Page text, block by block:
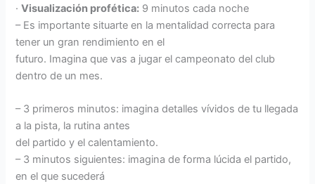
·Visualización profética: 9 minutos cada noche
– Es importante situarte en la mentalidad correcta para
tener un gran rendimiento en el
futuro. Imagina que vas a jugar el campeonato del club
dentro de un mes.
– 3 primeros minutos: imagina detalles vívidos de tu llegada
a la pista, la rutina antes
del partido y el calentamiento.
– 3 minutos siguientes: imagina de forma lúcida el partido,
en el que sucederá